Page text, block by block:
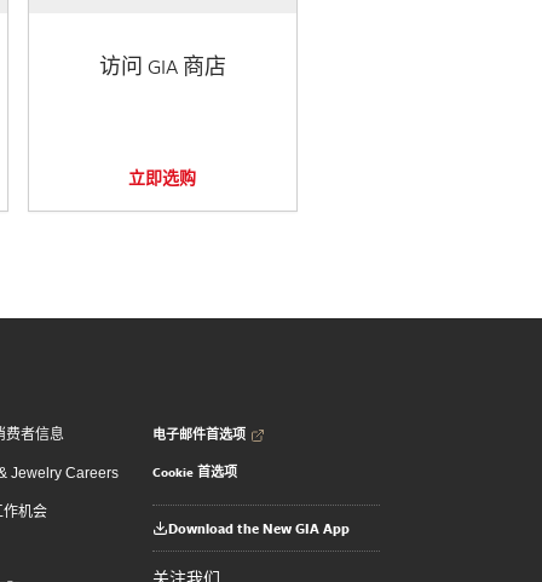
访问 GIA 商店
立即选购
费者信息
Jewelry Careers
作机会
电子邮件首选项
Cookie 首选项
Download the New GIA App